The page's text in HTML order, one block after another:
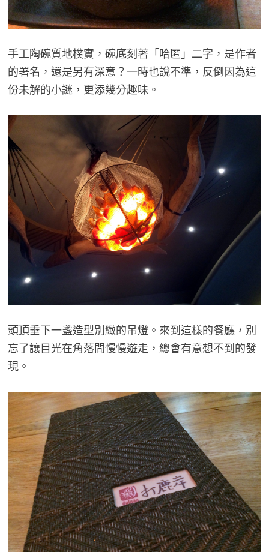
手工陶碗質地樸實，碗底刻著「哈匿」二字，是作者
的署名，還是另有深意？一時也說不準，反倒因為這
份未解的小謎，更添幾分趣味。
頭頂垂下一盞造型別緻的吊燈。來到這樣的餐廳，別
忘了讓目光在角落間慢慢遊走，總會有意想不到的發
現。